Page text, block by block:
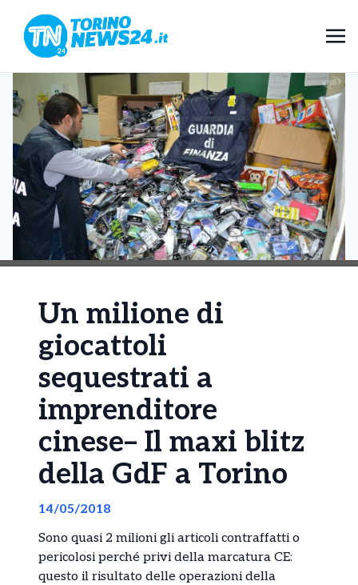
Un milione di
giocattoli
sequestrati a
imprenditore
cinese– Il maxi blitz
della GdF a Torino
14/05/2018
Sono quasi 2 milioni gli articoli contraffatti o
pericolosi perché privi della marcatura CE:
questo il risultato delle operazioni della